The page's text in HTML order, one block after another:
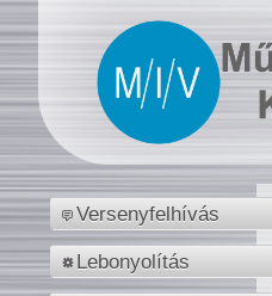
Versenyfelhívás
Lebonyolítás